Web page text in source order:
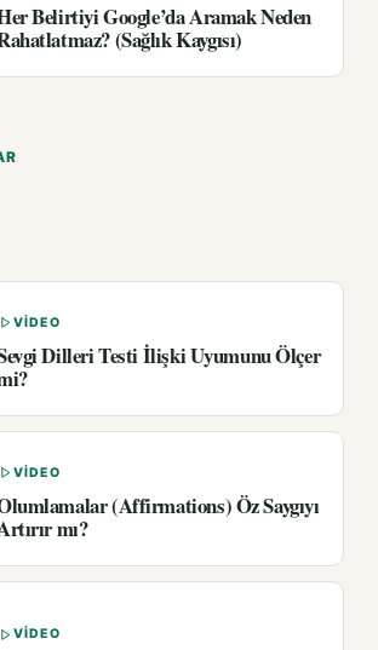
Belirtiyi Google’da Aramak Neden
(Sağlık Kaygısı)
VIDEO
Dilleri Testi İlişki Uyumunu Ölçer
VIDEO
(Affirmations) Öz Saygıyı
mı?
VIDEO